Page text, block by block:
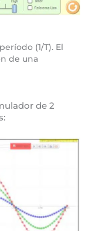
(1/T). El
de una
de 2